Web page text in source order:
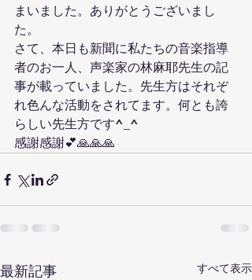
まいました。ありがとうございまし
た。
さて、本日も新聞に私たちの音楽指導
者のお一人、声楽家の林麻耶先生の記
事が載っていました。先生方はそれぞ
れ色んな活動をされてます。何とも誇
らしい先生方です^_^
感謝感謝💕🙏🙏🙏
最新記事 すべて表示